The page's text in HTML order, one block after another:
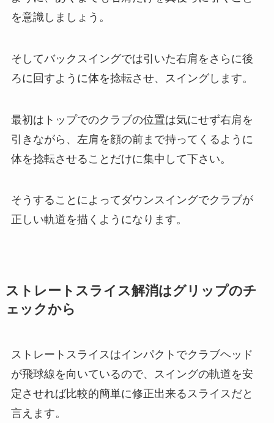
を意識しましょう。
そしてバックスイングでは引いた右肩をさらに後
ろに回すように体を捻転させ、スイングします。
最初はトップでのクラブの位置は気にせず右肩を
引きながら、左肩を顔の前まで持ってくるように
体を捻転させることだけに集中して下さい。
そうすることによってダウンスイングでクラブが
正しい軌道を描くようになります。
ストレートスライス解消はグリップのチ
ェックから
ストレートスライスはインパクトでクラブヘッド
が飛球線を向いているので、スイングの軌道を安
定させれば比較的簡単に修正出来るスライスだと
言えます。